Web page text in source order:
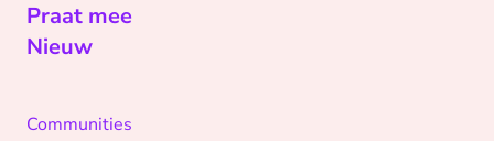
Praat mee
Nieuw
Communities